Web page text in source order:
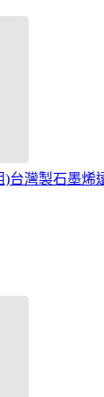
)台灣製石墨烯